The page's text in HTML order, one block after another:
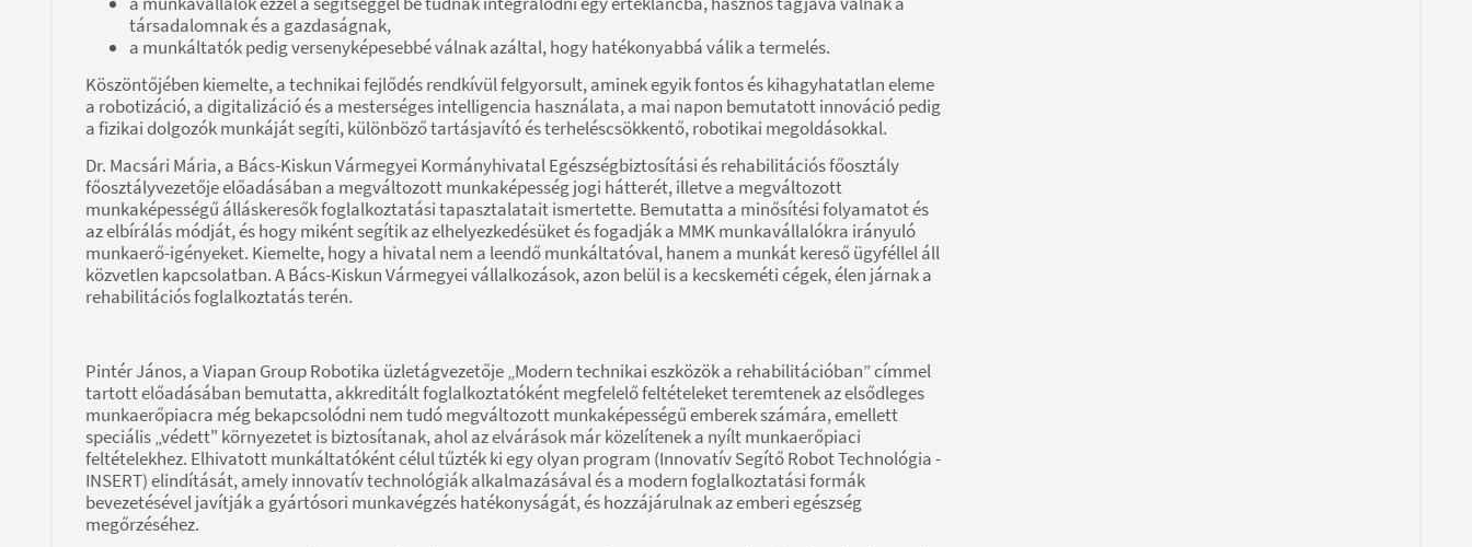
társadalomnak és a gazdaságnak,
a munkáltatók pedig versenyképesebbé válnak azáltal, hogy hatékonyabbá válik a termelés.
Köszöntőjében kiemelte, a technikai fejlődés rendkívül felgyorsult, aminek egyik fontos és kihagyhatatlan eleme
a robotizáció, a digitalizáció és a mesterséges intelligencia használata, a mai napon bemutatott innováció pedig
a fizikai dolgozók munkáját segíti, különböző tartásjavító és terheléscsökkentő, robotikai megoldásokkal.
Dr. Macsári Mária, a Bács-Kiskun Vármegyei Kormányhivatal Egészségbiztosítási és rehabilitációs főosztály
főosztályvezetője előadásában a megváltozott munkaképesség jogi hátterét, illetve a megváltozott
munkaképességű álláskeresők foglalkoztatási tapasztalatait ismertette. Bemutatta a minősítési folyamatot és
az elbírálás módját, és hogy miként segítik az elhelyezkedésüket és fogadják a MMK munkavállalókra irányuló
munkaerő-igényeket. Kiemelte, hogy a hivatal nem a leendő munkáltatóval, hanem a munkát kereső ügyféllel áll
közvetlen kapcsolatban. A Bács-Kiskun Vármegyei vállalkozások, azon belül is a kecskeméti cégek, élen járnak a
rehabilitációs foglalkoztatás terén.
Pintér János, a Viapan Group Robotika üzletágvezetője „Modern technikai eszközök a rehabilitációban” címmel
tartott előadásában bemutatta, akkreditált foglalkoztatóként megfelelő feltételeket teremtenek az elsődleges
munkaerőpiacra még bekapcsolódni nem tudó megváltozott munkaképességű emberek számára, emellett
speciális „védett" környezetet is biztosítanak, ahol az elvárások már közelítenek a nyílt munkaerőpiaci
feltételekhez. Elhivatott munkáltatóként célul tűzték ki egy olyan program (Innovatív Segítő Robot Technológia -
INSERT) elindítását, amely innovatív technológiák alkalmazásával és a modern foglalkoztatási formák
bevezetésével javítják a gyártósori munkavégzés hatékonyságát, és hozzájárulnak az emberi egészség
megőrzéséhez.